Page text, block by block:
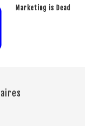
Marketing is Dead